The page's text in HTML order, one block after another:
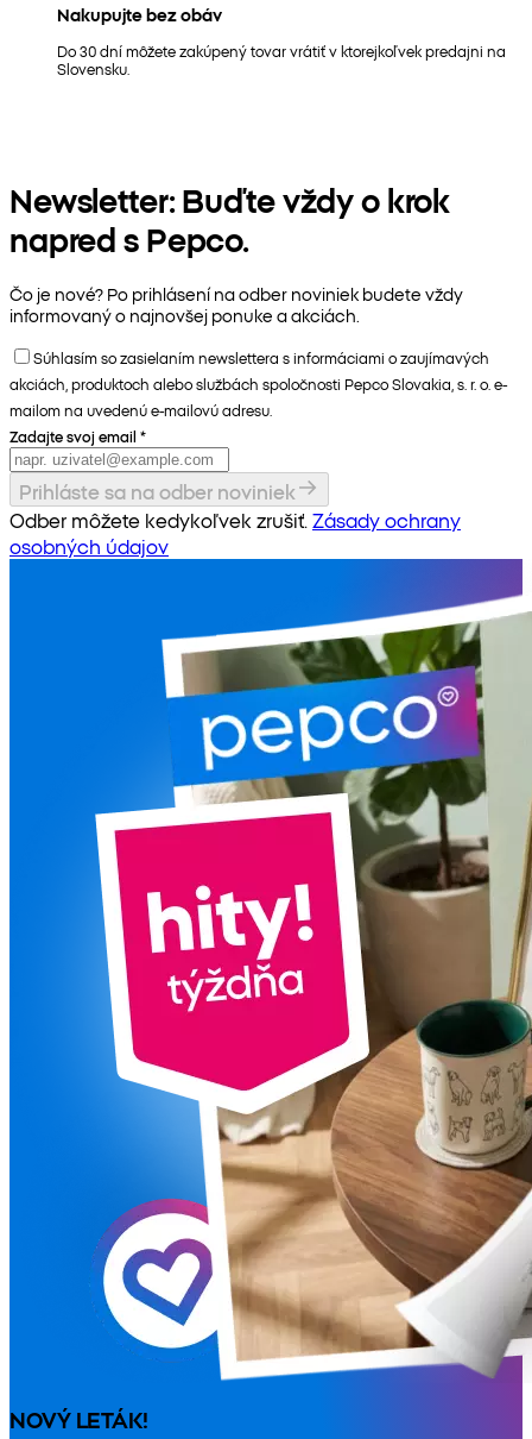
Nakupujte bez obáv
Do 30 dní môžete zakúpený tovar vrátiť v ktorejkoľvek predajni na
Slovensku.
Newsletter: Buďte vždy o krok
napred s Pepco.
Čo je nové? Po prihlásení na odber noviniek budete vždy
informovaný o najnovšej ponuke a akciách.
Súhlasím so zasielaním newslettera s informáciami o zaujímavých
akciách, produktoch alebo službách spoločnosti Pepco Slovakia, s. r. o. e-
mailom na uvedenú e-mailovú adresu.
Zadajte svoj email *
Prihláste sa na odber noviniek
Odber môžete kedykoľvek zrušiť. Zásady ochrany
osobných údajov
NOVÝ LETÁK!